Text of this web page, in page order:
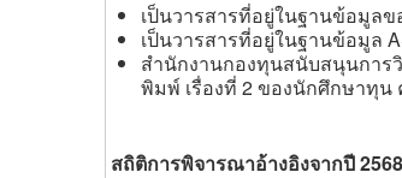
เป็นวารสารที่อยู่ในฐานข้อมูล
เป็นวารสารที่อยู่ในฐานข้อมูล
สำนักงานกองทุนสนับสนุนการ
พิมพ์ เรื่องที่ 2 ของนักศึกษาทุน
สถิติการพิจารณาอ้างอิงจากปี 2568